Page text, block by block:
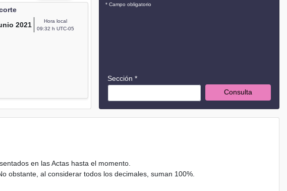
2021
Hora local
09:32 h UTC-05
* Campo obligatorio
Sección *
Consulta
en las Actas hasta el momento.
obstante, al considerar todos los decimales, suman 100%.